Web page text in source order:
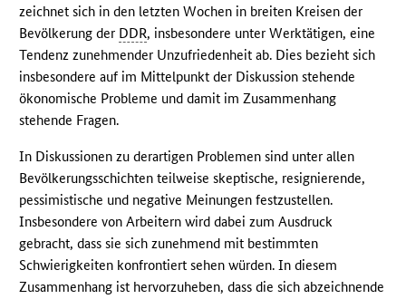
zeichnet sich in den letzten Wochen in breiten Kreisen der
Bevölkerung der DDR, insbesondere unter Werktätigen, eine
Tendenz zunehmender Unzufriedenheit ab. Dies bezieht sich
insbesondere auf im Mittelpunkt der Diskussion stehende
ökonomische Probleme und damit im Zusammenhang
stehende Fragen.
In Diskussionen zu derartigen Problemen sind unter allen
Bevölkerungsschichten teilweise skeptische, resignierende,
pessimistische und negative Meinungen festzustellen.
Insbesondere von Arbeitern wird dabei zum Ausdruck
gebracht, dass sie sich zunehmend mit bestimmten
Schwierigkeiten konfrontiert sehen würden. In diesem
Zusammenhang ist hervorzuheben, dass die sich abzeichnende